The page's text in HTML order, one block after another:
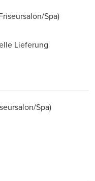
Spa)
Lieferung
Spa)